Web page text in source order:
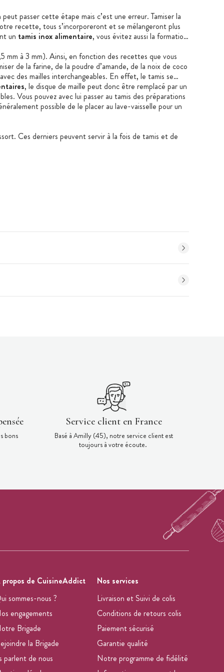
passer cette étape mais c’est une erreur. Tamiser la
recette, tous s’incorporeront et se mélangeront plus
un tamis inox alimentaire, vous évitez aussi la formation
mm à 3 mm). Ainsi, en fonction des recettes que vous
de la farine, de la poudre d’amande, de la noix de coco
des mailles interchangeables. En effet, le tamis se
, le disque de maille peut donc être remplacé par un
Vous pouvez avec lui passer au tamis des préparations
possible de le placer au lave-vaisselle pour un
Ces derniers peuvent servir à la fois de tamis et de
bons
Service client en France
Basé à Amilly (45), notre service client est
toujours à votre écoute.
propos de CuisineAddict
sommes-nous ?
engagements
Brigade
la Brigade
parlent de nous
Nos services
Livraison et Suivi de colis
Conditions de retours colis
Paiement sécurisé
Garantie qualité
Notre programme de fidélité